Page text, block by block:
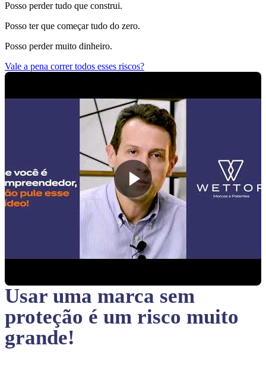
Posso perder tudo que construi.
Posso ter que começar tudo do zero.
Posso perder muito dinheiro.
Vale a pena correr todos esses riscos?
Usar uma marca sem
proteção é um risco muito
grande!